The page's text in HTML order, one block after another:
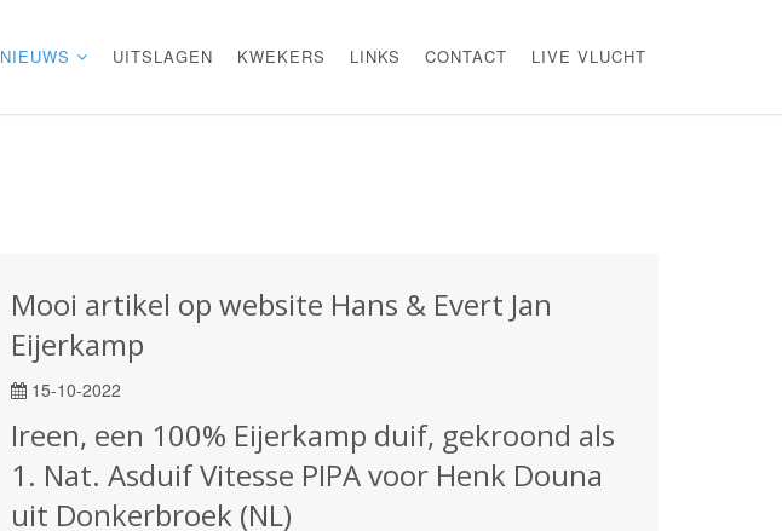
NIEUWS UITSLAGEN KWEKERS LINKS CONTACT LIVE VLUCHT
Mooi artikel op website Hans & Evert Jan
Eijerkamp
15-10-2022
Ireen, een 100% Eijerkamp duif, gekroond als
1. Nat. Asduif Vitesse PIPA voor Henk Douna
uit Donkerbroek (NL)